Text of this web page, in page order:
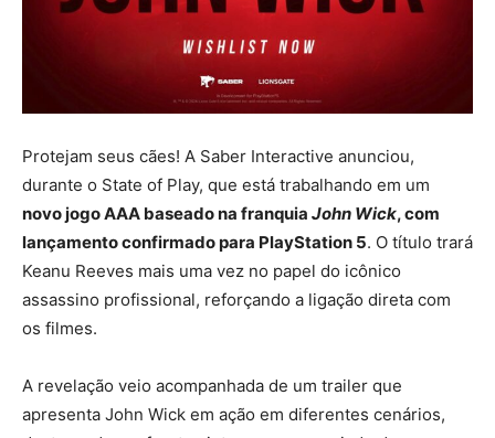
Protejam seus cães! A Saber Interactive anunciou,
durante o State of Play, que está trabalhando em um
novo jogo AAA baseado na franquia John Wick, com
lançamento confirmado para PlayStation 5. O título trará
Keanu Reeves mais uma vez no papel do icônico
assassino profissional, reforçando a ligação direta com
os filmes.
A revelação veio acompanhada de um trailer que
apresenta John Wick em ação em diferentes cenários,